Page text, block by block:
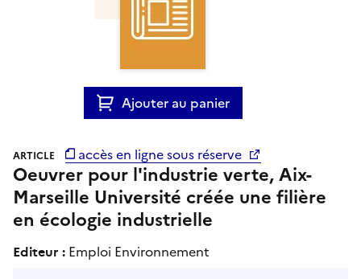
Ajouter au panier
accès en ligne sous réserve
ARTICLE
Oeuvrer pour l'industrie verte, Aix-
Marseille Université créée une filière
en écologie industrielle
Editeur : Emploi Environnement